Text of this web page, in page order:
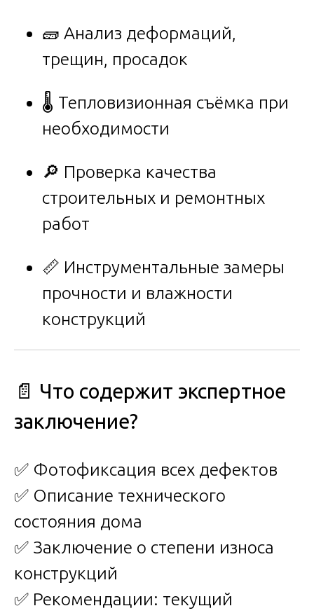
🧱 Анализ деформаций,
трещин, просадок
🌡️ Тепловизионная съёмка при
необходимости
🔎 Проверка качества
строительных и ремонтных
работ
📏 Инструментальные замеры
прочности и влажности
конструкций
📄 Что содержит экспертное
заключение?
✅ Фотофиксация всех дефектов
✅ Описание технического
состояния дома
✅ Заключение о степени износа
конструкций
✅ Рекомендации: текущий